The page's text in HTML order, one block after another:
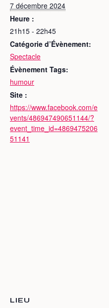
7 décembre 2024
Heure :
21h15 - 22h45
Catégorie d’Évènement:
Spectacle
Évènement Tags:
humour
Site :
https://www.facebook.com/e
vents/486947490651144/?
event_time_id=4869475206
51141
LIEU